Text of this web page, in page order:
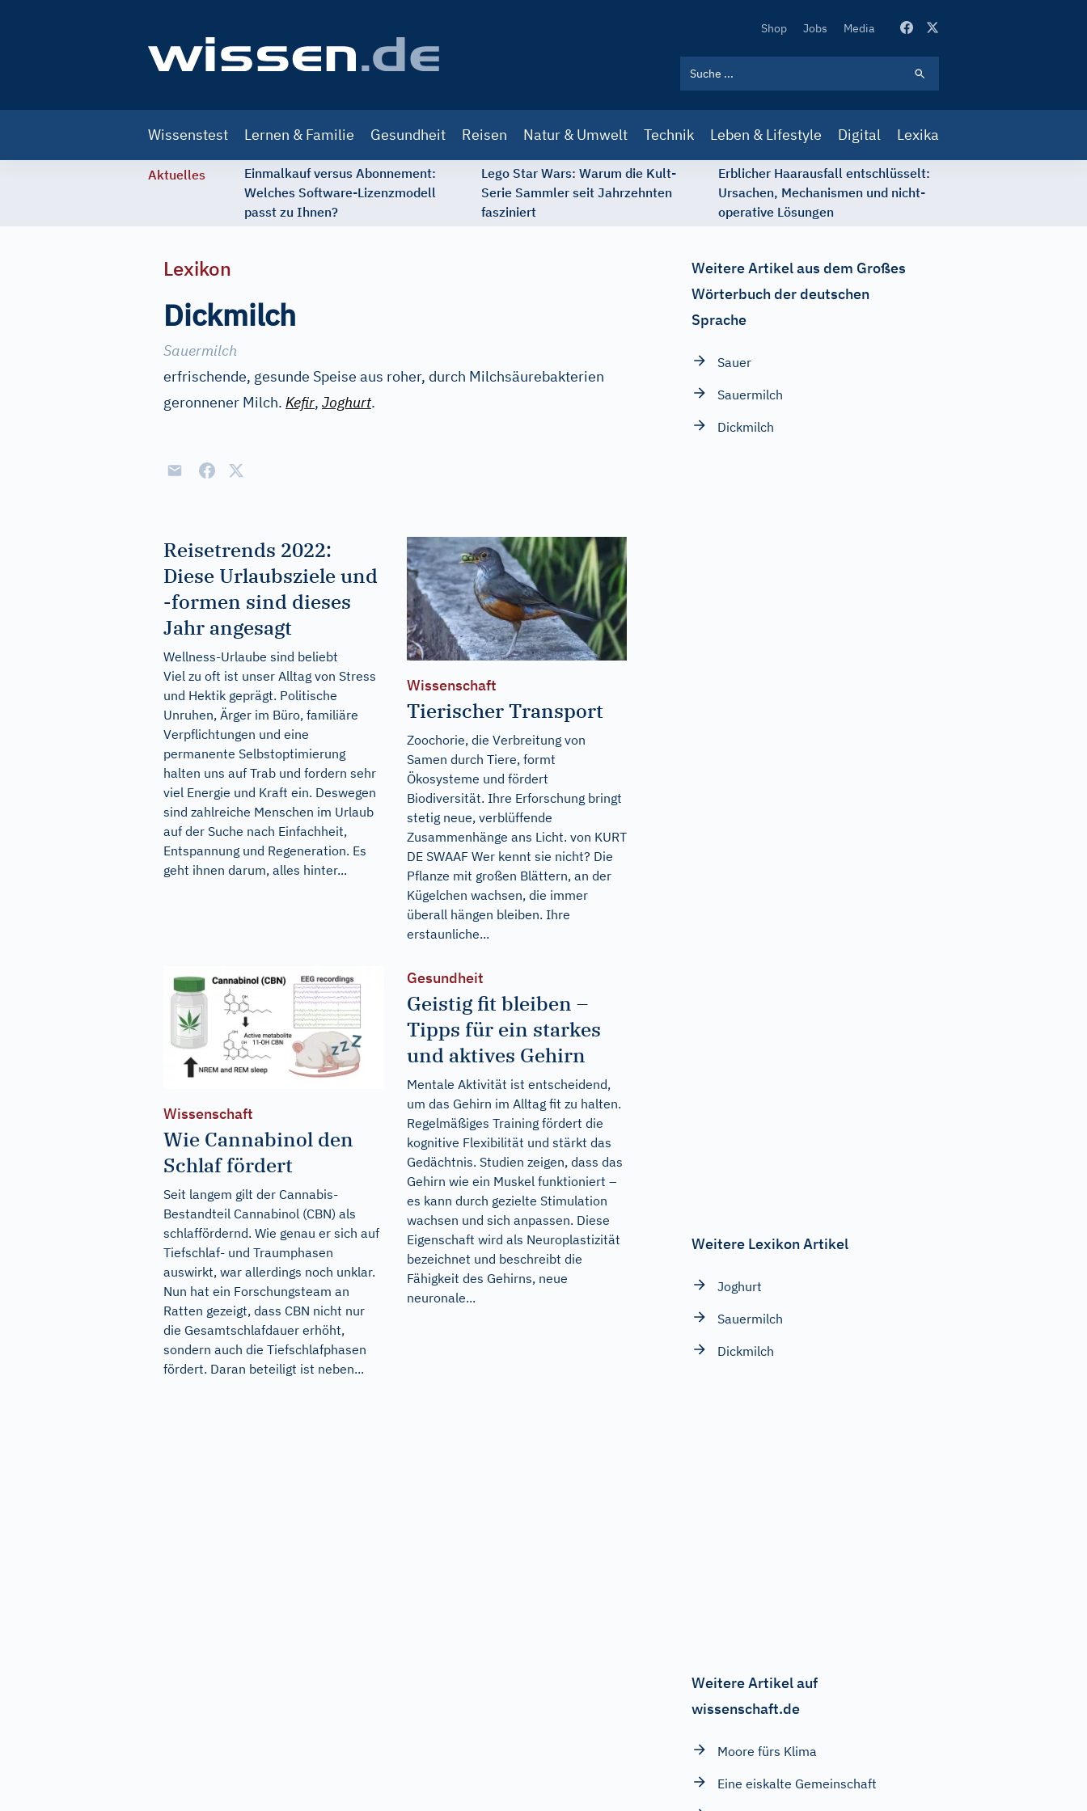
Secondary
Shop Jobs Media
navigation
Wissenstest Lernen & Familie Gesundheit Reisen Natur & Umwelt Technik Leben & Lifestyle Digital Lexika
Aktuelles
Einmalkauf versus Abonnement:
Welches Software-Lizenzmodell
passt zu Ihnen?
Lego Star Wars: Warum die Kult-
Serie Sammler seit Jahrzehnten
fasziniert
Erblicher Haarausfall entschlüsselt:
Ursachen, Mechanismen und nicht-
operative Lösungen
Lexikon
Dickmilch
Sauermilch
erfrischende, gesunde Speise aus roher, durch Milchsäurebakterien
geronnener Milch. Kefir, Joghurt.
Reisetrends 2022:
Diese Urlaubsziele und
-formen sind dieses
Jahr angesagt
Wellness-Urlaube sind beliebt
Viel zu oft ist unser Alltag von Stress
und Hektik geprägt. Politische
Unruhen, Ärger im Büro, familiäre
Verpflichtungen und eine
permanente Selbstoptimierung
halten uns auf Trab und fordern sehr
viel Energie und Kraft ein. Deswegen
sind zahlreiche Menschen im Urlaub
auf der Suche nach Einfachheit,
Entspannung und Regeneration. Es
geht ihnen darum, alles hinter...
Wissenschaft
Tierischer Transport
Zoochorie, die Verbreitung von
Samen durch Tiere, formt
Ökosysteme und fördert
Biodiversität. Ihre Erforschung bringt
stetig neue, verblüffende
Zusammenhänge ans Licht. von KURT
DE SWAAF Wer kennt sie nicht? Die
Pflanze mit großen Blättern, an der
Kügelchen wachsen, die immer
überall hängen bleiben. Ihre
erstaunliche...
Wissenschaft
Wie Cannabinol den
Schlaf fördert
Seit langem gilt der Cannabis-
Bestandteil Cannabinol (CBN) als
schlaffördernd. Wie genau er sich auf
Tiefschlaf- und Traumphasen
auswirkt, war allerdings noch unklar.
Nun hat ein Forschungsteam an
Ratten gezeigt, dass CBN nicht nur
die Gesamtschlafdauer erhöht,
sondern auch die Tiefschlafphasen
fördert. Daran beteiligt ist neben...
Gesundheit
Geistig fit bleiben –
Tipps für ein starkes
und aktives Gehirn
Mentale Aktivität ist entscheidend,
um das Gehirn im Alltag fit zu halten.
Regelmäßiges Training fördert die
kognitive Flexibilität und stärkt das
Gedächtnis. Studien zeigen, dass das
Gehirn wie ein Muskel funktioniert –
es kann durch gezielte Stimulation
wachsen und sich anpassen. Diese
Eigenschaft wird als Neuroplastizität
bezeichnet und beschreibt die
Fähigkeit des Gehirns, neue
neuronale...
Weitere Artikel aus dem Großes
Wörterbuch der deutschen
Sprache
Sauer
Sauermilch
Dickmilch
Weitere Lexikon Artikel
Joghurt
Sauermilch
Dickmilch
Weitere Artikel auf
wissenschaft.de
Moore fürs Klima
Eine eiskalte Gemeinschaft